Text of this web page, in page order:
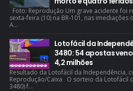
Foto: Reprodução Um grave acidente foi
sexta-feira (10) na BR-101, nas
A...
Lotofácil da
3480: 54 apostas
4,2 milhões
Resultado da Lotofácil da Independência,
Reprodução/Caixa O sorteio da Lotofácil
3480) f...